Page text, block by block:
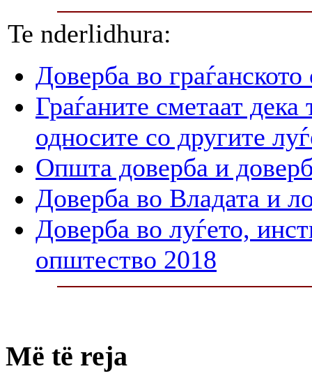
Te nderlidhura:
Доверба во
Граѓаните сметаат
односите со другите
Општа доверба и
Доверба во Владата и
Доверба во луѓето,
општество 2018
Më të reja